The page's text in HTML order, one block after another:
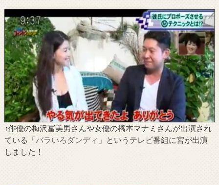
↑俳優の梅沢冨美男さんや女優の橋本マナミさんが出演され
ている 「バラいろダンディ」 というテレビ番組に宮が出演
しました！